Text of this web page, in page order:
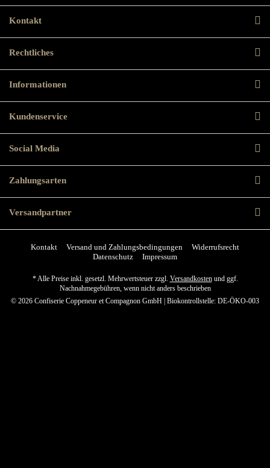
Kontakt
Rechtliches
Informationen
Kundenservice
Social Media
Zahlungsarten
Versandpartner
Kontakt Versand und Zahlungsbedingungen
Widerrufsrecht
Datenschutz
Impressum
* Alle Preise inkl. gesetzl. Mehrwertsteuer zzgl. Versandkostenund ggf.
Nachnahmegebühren, wenn nicht anders beschrieben
© 2026 Confiserie Coppeneur et Compagnon GmbH | Biokontrollstelle: DE-ÖKO-003